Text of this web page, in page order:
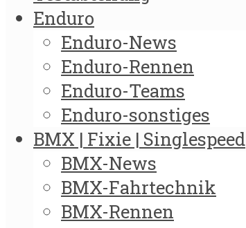
Enduro
Enduro-News
Enduro-Rennen
Enduro-Teams
Enduro-sonstiges
BMX | Fixie | Singlespeed
BMX-News
BMX-Fahrtechnik
BMX-Rennen